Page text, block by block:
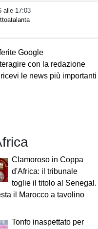
alle 17:03
Google
con la redazione
le news più importanti
Clamoroso in Coppa
d'Africa: il tribunale
toglie il titolo al Senegal.
il Marocco a tavolino
Tonfo inaspettato per